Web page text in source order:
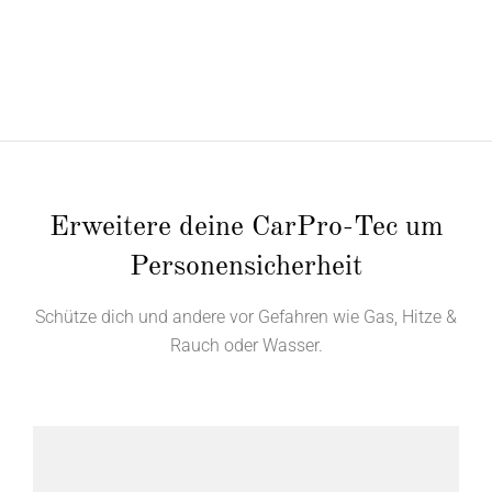
Erweitere deine CarPro-Tec um
Personensicherheit
Schütze dich und andere vor Gefahren wie Gas, Hitze &
Rauch oder Wasser.